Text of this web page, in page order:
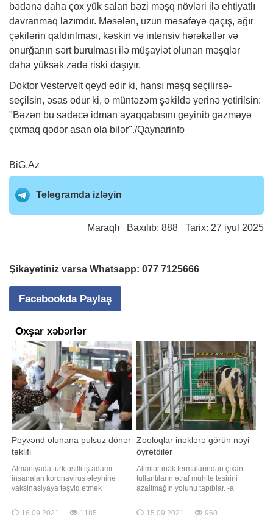
bədənə daha çox yük salan bəzi məşq növləri ilə ehtiyatlı
davranmaq lazımdır. Məsələn, uzun məsafəyə qaçış, ağır
çəkilərin qaldırılması, kəskin və intensiv hərəkətlər və
onurğanın sərt burulması ilə müşayiət olunan məşqlər
daha yüksək zədə riski daşıyır.
Doktor Vestervelt qeyd edir ki, hansı məşq seçilirsə-
seçilsin, əsas odur ki, o müntəzəm şəkildə yerinə yetirilsin:
"Bəzən bu sadəcə idman ayaqqabısını geyinib gəzməyə
çıxmaq qədər asan ola bilər"./Qaynarinfo
BiG.Az
Telegramda izləyin
Maraqlı Baxılıb: 888 Tarix: 27 iyul 2025
Şikayətiniz varsa Whatsapp: 077 7125666
Facebookda Paylaş
Oxşar xəbərlər
Peyvənd olunana pulsuz dönər
təklifi
Almaniyada türk əsilli iş adamı
insanaları koronavirus əleyhinə
vaksinasiyaya təşviq etmək
göstərib. -a istinadən xəbər verir ki,
16.09.2021 1185
Zooloqlar inəklərə görün nəyi
öyrətdilər
Alimlər inək fermalarından çıxan
tullantıların ətraf mühitə təsirini
azaltmağın yolunu tapıblar. -a
olduğu kimi, inəklər hər gün çox
15.09.2021 960